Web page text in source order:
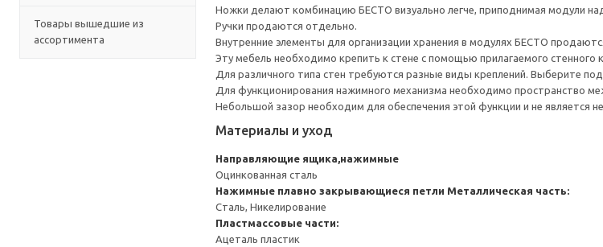
Товары вышедшие из
ассортимента
Ножки делают комбинацию БЕСТО визуально легче, приподнимая модули
Ручки продаются отдельно.
Внутренние элементы для организации хранения в модулях БЕСТО
Эту мебель необходимо крепить к стене с помощью прилагаемого стенного
Для различного типа стен требуются разные виды креплений. Выберите
Для функционирования нажимного механизма необходимо пространство
Небольшой зазор необходим для обеспечения этой функции и не является
Материалы и уход
Направляющие ящика,нажимные
Оцинкованная сталь
Нажимные плавно закрывающиеся петли Металлическая часть:
Сталь, Никелирование
Пластмассовые части:
Ацеталь пластик